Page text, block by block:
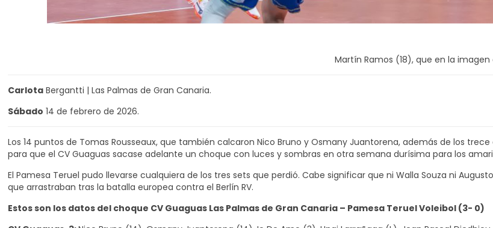
Martín Ramos (18), que en la
Carlota Bergantti | Las Palmas de Gran Canaria.
Sábado 14 de febrero de 2026.
Los 14 puntos de Tomas Rousseaux, que también calcaron Nico Bruno y Osmany Juantorena, además de los
para que el CV Guaguas sacase adelante un choque con luces y sombras en otra semana durísima para los
El Pamesa Teruel pudo llevarse cualquiera de los tres sets que perdió. Cabe significar que ni Walla Souza ni
que arrastraban tras la batalla europea contra el Berlín RV.
Estos son los datos del choque CV Guaguas Las Palmas de Gran Canaria – Pamesa Teruel Voleibol (3- 0)